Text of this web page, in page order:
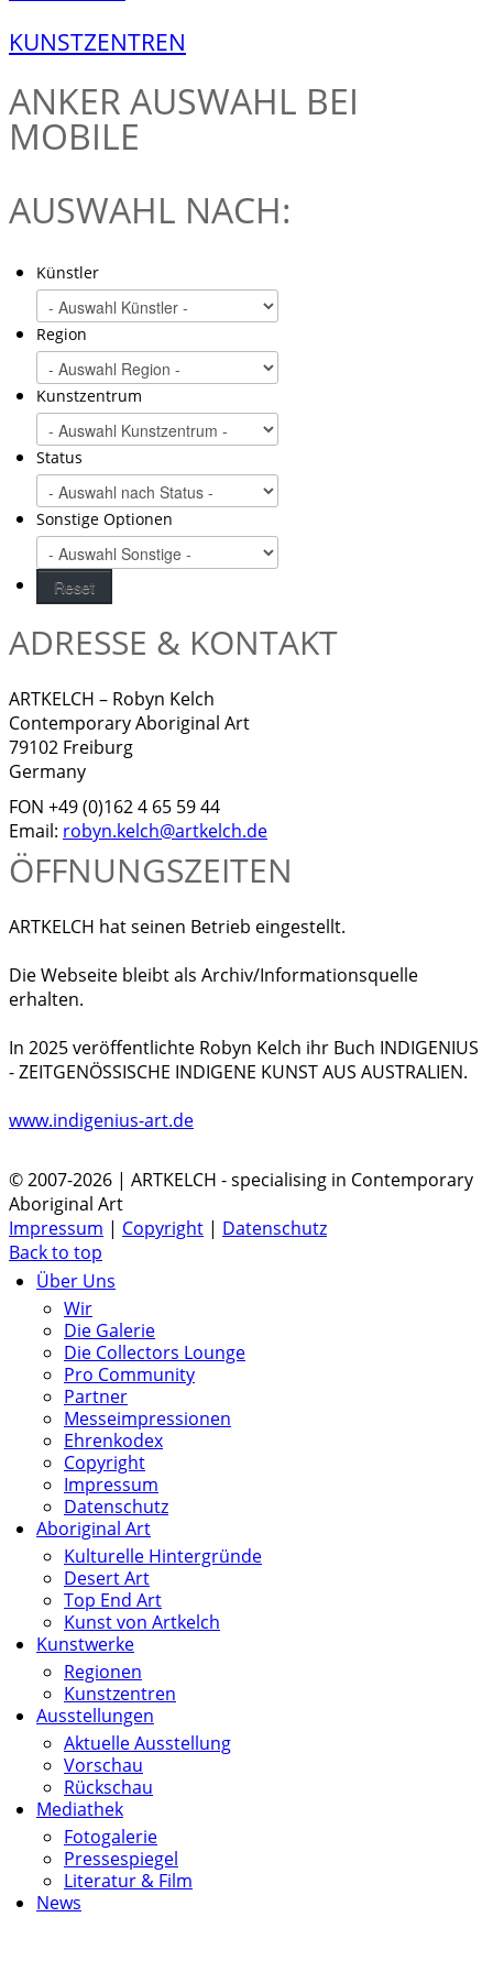
KUNSTZENTREN
ANKER AUSWAHL BEI
MOBILE
AUSWAHL NACH:
Künstler
Region
Kunstzentrum
Status
Sonstige Optionen
ADRESSE & KONTAKT
ARTKELCH – Robyn Kelch
Contemporary Aboriginal Art
79102 Freiburg
Germany
FON +49 (0)162 4 65 59 44
Email: robyn.kelch@artkelch.de
ÖFFNUNGSZEITEN
ARTKELCH hat seinen Betrieb eingestellt.
Die Webseite bleibt als Archiv/Informationsquelle
erhalten.
In 2025 veröffentlichte Robyn Kelch ihr Buch INDIGENIUS
- ZEITGENÖSSISCHE INDIGENE KUNST AUS AUSTRALIEN.
www.indigenius-art.de
© 2007-2026 | ARTKELCH - specialising in Contemporary
Aboriginal Art
Impressum | Copyright | Datenschutz
Back to top
Über Uns
Wir
Die Galerie
Die Collectors Lounge
Pro Community
Partner
Messeimpressionen
Ehrenkodex
Copyright
Impressum
Datenschutz
Aboriginal Art
Kulturelle Hintergründe
Desert Art
Top End Art
Kunst von Artkelch
Kunstwerke
Regionen
Kunstzentren
Ausstellungen
Aktuelle Ausstellung
Vorschau
Rückschau
Mediathek
Fotogalerie
Pressespiegel
Literatur & Film
News